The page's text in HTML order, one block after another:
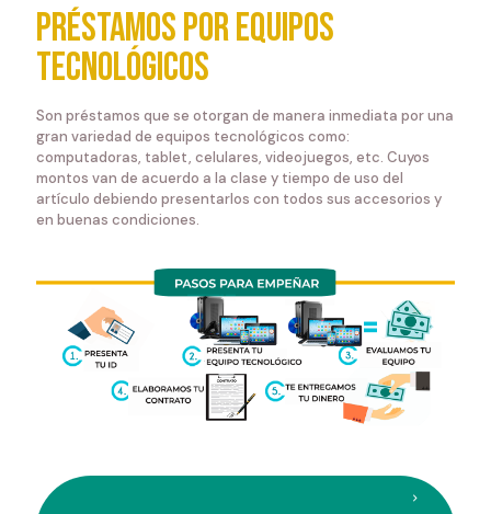
Préstamos por equipos
tecnológicos
Son préstamos que se otorgan de manera inmediata por una
gran variedad de equipos tecnológicos como:
computadoras, tablet, celulares, videojuegos, etc. Cuyos
montos van de acuerdo a la clase y tiempo de uso del
artículo debiendo presentarlos con todos sus accesorios y
en buenas condiciones.